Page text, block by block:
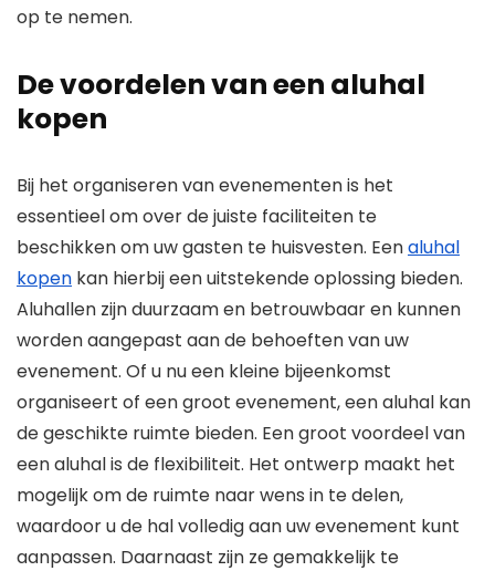
op te nemen.
De voordelen van een aluhal
kopen
Bij het organiseren van evenementen is het
essentieel om over de juiste faciliteiten te
beschikken om uw gasten te huisvesten. Eenaluhal
kopen kan hierbij een uitstekende oplossing bieden.
Aluhallen zijn duurzaam en betrouwbaar en kunnen
worden aangepast aan de behoeften van uw
evenement. Of u nu een kleine bijeenkomst
organiseert of een groot evenement, een aluhal kan
de geschikte ruimte bieden. Een groot voordeel van
een aluhal is de flexibiliteit. Het ontwerp maakt het
mogelijk om de ruimte naar wens in te delen,
waardoor u de hal volledig aan uw evenement kunt
aanpassen. Daarnaast zijn ze gemakkelijk te